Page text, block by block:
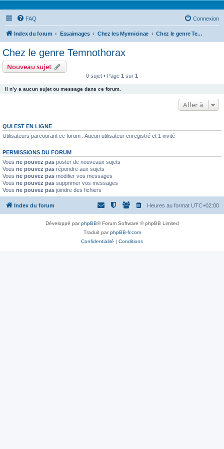
FAQ Connexion
Index du forum Essaimages Chez les Myrmicinae Chez le genre Temnothorax
Chez le genre Temnothorax
Nouveau sujet
0 sujet • Page 1 sur 1
Il n’y a aucun sujet ou message dans ce forum.
Aller à
QUI EST EN LIGNE
Utilisateurs parcourant ce forum : Aucun utilisateur enregistré et 1 invité
PERMISSIONS DU FORUM
Vous ne pouvez pas poster de nouveaux sujets
Vous ne pouvez pas répondre aux sujets
Vous ne pouvez pas modifier vos messages
Vous ne pouvez pas supprimer vos messages
Vous ne pouvez pas joindre des fichiers
Index du forum Heures au format UTC+02:00
Développé parphpBB® Forum Software © phpBB Limited
Traduit parphpBB-fr.com
Confidentialité | Conditions